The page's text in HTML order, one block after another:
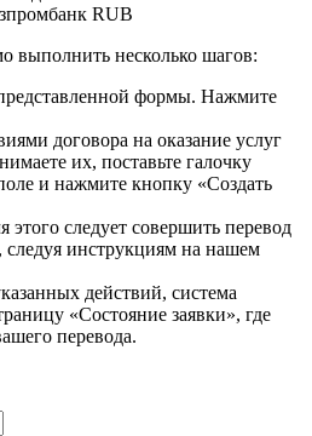
RUB
выполнить несколько шагов:
формы. Нажмите
договора на оказание услуг
их, поставьте галочку
и нажмите кнопку «Создать
этого следует совершить перевод
инструкциям на нашем
действий, система
«Состояние заявки», где
перевода.